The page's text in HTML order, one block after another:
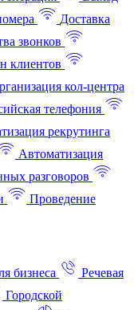
Доставка
звонков
клиентов
кол-центра
телефония
рекрутинга
Автоматизация
разговоров
Проведение
бизнеса
Речевая
Городской